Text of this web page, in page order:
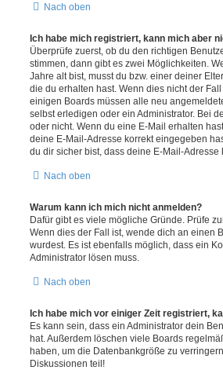
Nach oben
Ich habe mich registriert, kann mich aber
Überprüfe zuerst, ob du den richtigen
stimmen, dann gibt es zwei Möglichkeiten.
Jahre alt bist, musst du bzw. einer deiner
die du erhalten hast. Wenn dies nicht der
einigen Boards müssen alle neu
selbst erledigen oder ein Administrator. Bei
oder nicht. Wenn du eine E-Mail erhalten
deine E-Mail-Adresse korrekt eingegeben
du dir sicher bist, dass deine E-Mail-
Nach oben
Warum kann ich mich nicht anmelden?
Dafür gibt es viele mögliche Gründe. Prüfe
Wenn dies der Fall ist, wende dich an einen
wurdest. Es ist ebenfalls möglich, dass ein
Administrator lösen muss.
Nach oben
Ich habe mich vor einiger Zeit registriert,
Es kann sein, dass ein Administrator dein
hat. Außerdem löschen viele Boards
haben, um die Datenbankgröße zu
Diskussionen teil!